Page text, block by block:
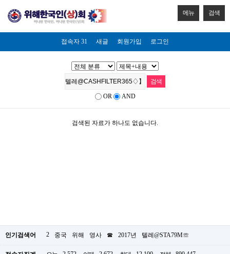
메뉴 검색
접속자 31 새글 회원가입 로그인
OR AND
검색된 자료가 하나도 없습니다.
인기검색어 2 중국 위해 영사 ☎ 2017년 텔레@STA79M☏